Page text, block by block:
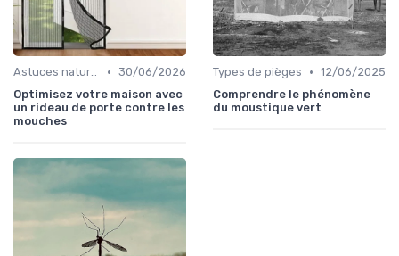
Astuces naturelles • 30/06/2026
Optimisez votre maison avec
un rideau de porte contre les
mouches
Types de pièges • 12/06/2025
Comprendre le phénomène
du moustique vert